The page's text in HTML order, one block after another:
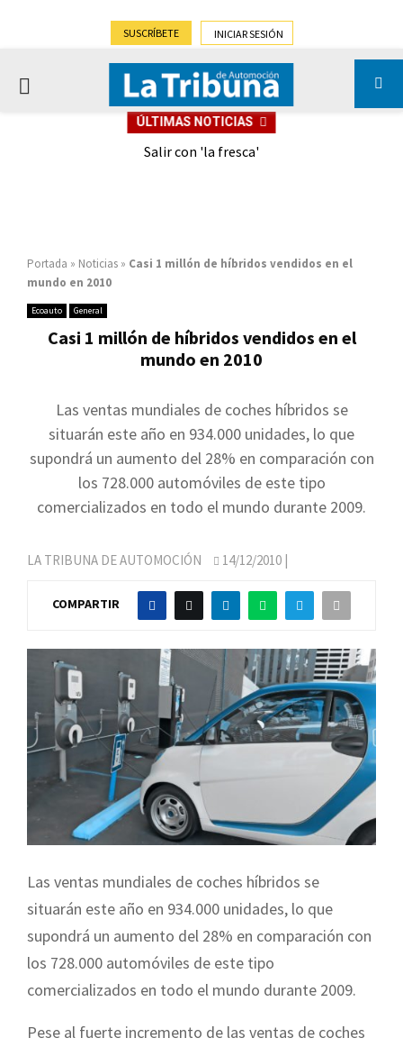
SUSCRÍBETE INICIAR SESIÓN
PRIMARY
ÚLTIMAS NOTICIAS
Salir con 'la fresca'
Portada » Noticias » Casi 1 millón de híbridos vendidos en el
mundo en 2010
Ecoauto General
Casi 1 millón de híbridos vendidos en el
mundo en 2010
Las ventas mundiales de coches híbridos se
situarán este año en 934.000 unidades, lo que
supondrá un aumento del 28% en comparación con
los 728.000 automóviles de este tipo
comercializados en todo el mundo durante 2009.
LA TRIBUNA DE AUTOMOCIÓN 14/12/2010 |
COMPARTIR
Las ventas mundiales de coches híbridos se
situarán este año en 934.000 unidades, lo que
supondrá un aumento del 28% en comparación con
los 728.000 automóviles de este tipo
comercializados en todo el mundo durante 2009.
Pese al fuerte incremento de las ventas de coches